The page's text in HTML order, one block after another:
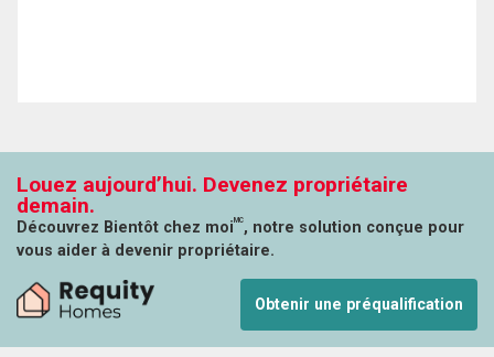
Louez aujourd’hui. Devenez propriétaire
demain.
Découvrez Bientôt chez moi MC, notre solution conçue pour
vous aider à devenir propriétaire.
Obtenir une préqualification